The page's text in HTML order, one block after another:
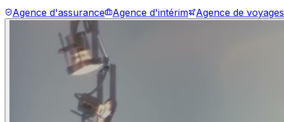
Agence d'assurance Agence d'intérim Agence de voyages